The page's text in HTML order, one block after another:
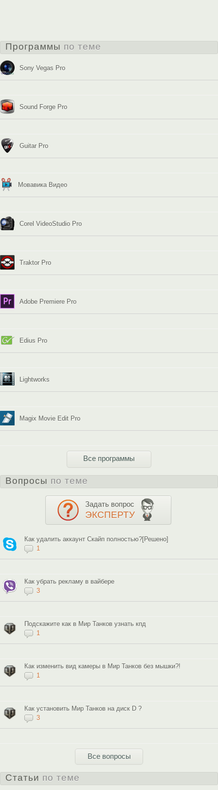
Программы по теме
Sony Vegas Pro
Sound Forge Pro
Guitar Pro
Мовавика Видео
Corel VideoStudio Pro
Traktor Pro
Adobe Premiere Pro
Edius Pro
Lightworks
Magix Movie Edit Pro
Все программы
Вопросы по теме
Задать вопрос
ЭКСПЕРТУ
Как удалить аккаунт Скайп полностью?[Решено]
1
Как убрать рекламу в вайбере
3
Подскажите как в Мир Танков узнать кпд
1
Как изменить вид камеры в Мир Танков без мышки?!
1
Как установить Мир Танков на диск D ?
3
Все вопросы
Статьи по теме